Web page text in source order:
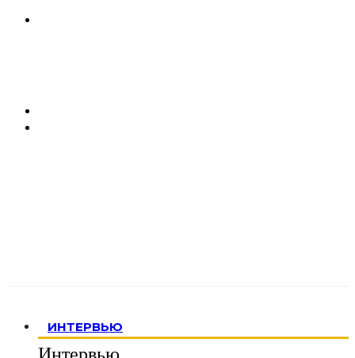
ИНТЕРВЬЮ